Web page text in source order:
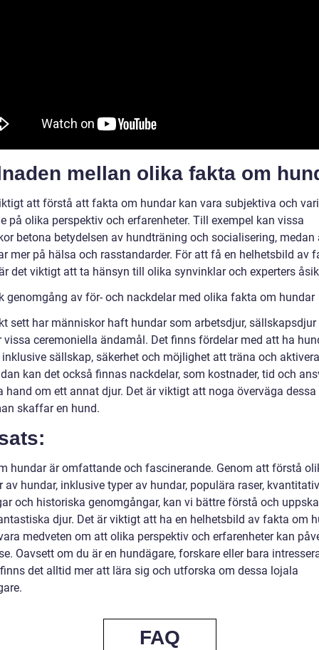
mellan olika fakta om
att förstå att fakta om hundar kan vara subjektiva och
på olika perspektiv och erfarenheter. Till exempel kan vissa
betona betydelsen av hundträning och socialisering, medan
mer på hälsa och rasstandarder. För att få en helhetsbild av
det viktigt att ta hänsyn till olika synvinklar och experters
genomgång av för- och nackdelar med olika fakta om hundar
sett har människor haft hundar som arbetsdjur, sällskapsdjur
vissa ceremoniella ändamål. Det finns fördelar med att ha
inklusive sällskap, säkerhet och möjlighet att träna och
kan det också finnas nackdelar, som kostnader, tid och
hand om ett annat djur. Det är viktigt att noga överväga
skaffar en hund.
hundar är omfattande och fascinerande. Genom att förstå
av hundar, inklusive typer av hundar, populära raser,
och historiska genomgångar, kan vi bättre förstå och
djur. Det är viktigt att ha en helhetsbild av fakta om
medveten om att olika perspektiv och erfarenheter kan
Oavsett om du är en hundägare, forskare eller bara
det alltid mer att lära sig och utforska om dessa lojala
FAQ